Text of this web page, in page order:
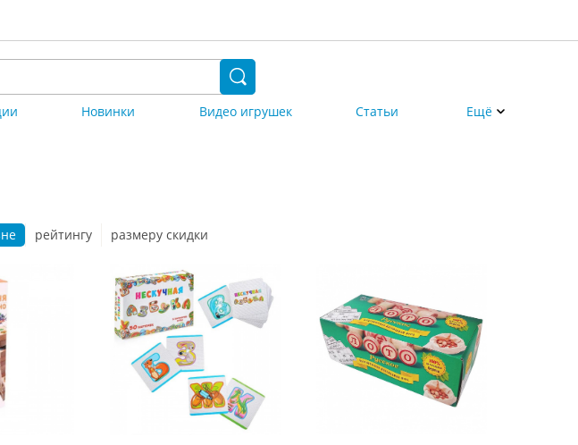
Новинки Видео игрушек Статьи Ещё
рейтингу размеру скидки